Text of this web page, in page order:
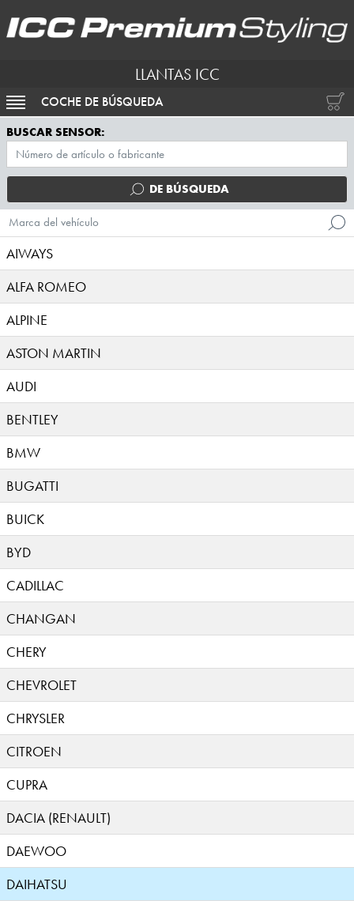
LLANTAS ICC
ACTIVAR NAVEGACIÓN
COCHE DE BÚSQUEDA
BUSCAR SENSOR:
DE BÚSQUEDA
Marca del vehículo
AIWAYS
ALFA ROMEO
ALPINE
ASTON MARTIN
AUDI
BENTLEY
BMW
BUGATTI
BUICK
BYD
CADILLAC
CHANGAN
CHERY
CHEVROLET
CHRYSLER
CITROEN
CUPRA
DACIA (RENAULT)
DAEWOO
DAIHATSU